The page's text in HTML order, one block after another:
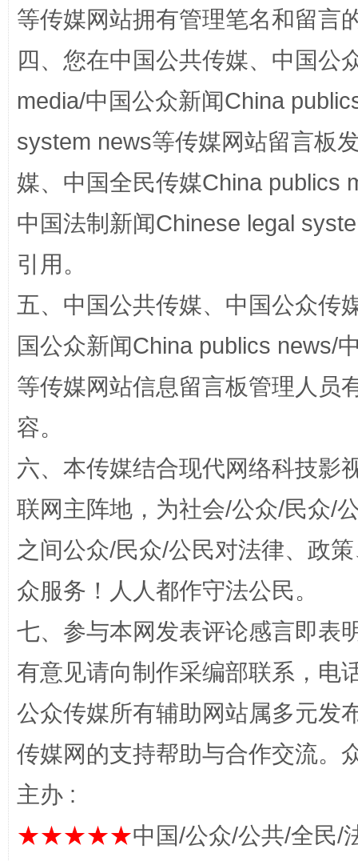
完善运行机制助力责任有效落实 一纸欠
东山县通报“牛蛙产品抗生素超标问题” 法
揭开“小金库”的免责幌子
等传媒网站拥有管理笔名和留言
四、您在中国公共传媒、中国公
media/中国公众新闻China
system news等传媒网站留言板
媒、中国全民传媒China publics
中国法制新闻Chinese legal
引用。
五、中国公共传媒、中国公众传
国公众新闻China publics news/
等传媒网站信息留言板管理人员
容。
六、本传媒结合现代网络科技影
联网主阵地，为社会/公众/民众/
之间公众/民众/公民对法律、政
众服务！人人都作守法公民。
七、参与本网发表评论感言即表
有意见请向制作采编部联系，电
公众传媒所有辅助网站属多元发
传媒网的支持帮助与合作交流。
主办 :
★★★★★中国/公众/公共/全民/